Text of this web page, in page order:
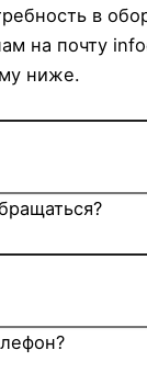
в
на почту
ниже.